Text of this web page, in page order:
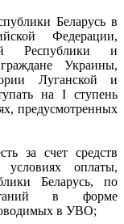
Беларусь в
Федерации,
Республики и
Украины,
Луганской и
на I ступень
предусмотренных
за счет средств
оплаты,
Беларусь, по
в форме
в УВО;